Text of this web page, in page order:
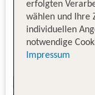
erfolgten
wählen und Ihre
individuellen
notwendige
Impressum